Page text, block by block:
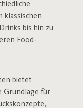
klassischen
bis hin zu
Food-
bietet
Grundlage für